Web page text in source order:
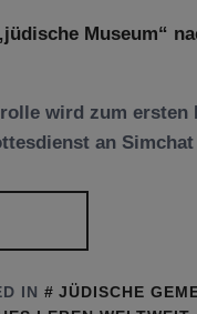
wird zum
an
IN JÜDISCHE